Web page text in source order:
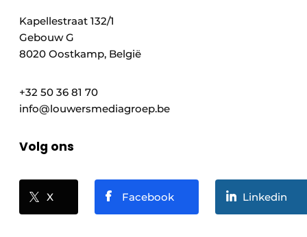
Kapellestraat 132/1
Gebouw G
8020 Oostkamp, België
+32 50 36 81 70
info@louwersmediagroep.be
Volg ons
X Facebook Linkedin